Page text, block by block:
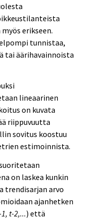
erikseen.
tunnistaa,
tai äärihavainnoista
lineaarinen
on kuvata
riippuvuutta
sovitus koostuu
estimoinnista.
on laskea kunkin
trendisarjan arvo
ajanhetken
t-2,...) että